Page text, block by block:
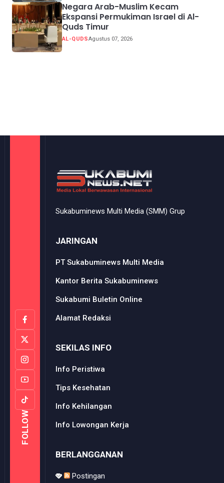
Negara Arab-Muslim Kecam
Ekspansi Permukiman Israel di Al-
Quds Timur
AL-QUDSAgustus 07, 2026
FOLLOW
Sukabuminews Multi Media (SMM) Grup
JARINGAN
PT Sukabuminews Multi Media
Kantor Berita Sukabuminews
Sukabumi Buletin Online
Alamat Redaksi
SEKILAS INFO
Info Peristiwa
Tips Kesehatan
Info Kehilangan
Info Lowongan Kerja
BERLANGGANAN
Postingan